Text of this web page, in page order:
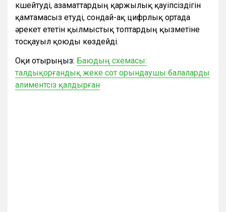
күшейтуді, азаматтардың қаржылық қауіпсіздігін
қамтамасыз етуді, сондай-ақ цифрлық ортада
әрекет ететін қылмыстық топтардың қызметіне
тосқауыл қоюды көздейді.
Оқи отырыңыз: Баюдың схемасы:
талдықорғандық жеке сот орындаушы балаларды
алиментсіз қалдырған